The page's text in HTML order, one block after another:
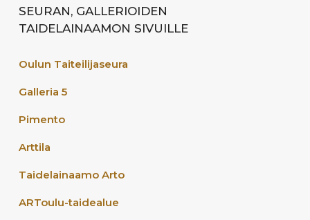
SEURAN, GALLERIOIDEN
TAIDELAINAAMON SIVUILLE
Oulun Taiteilijaseura
Galleria 5
Pimento
Arttila
Taidelainaamo Arto
ARToulu-taidealue